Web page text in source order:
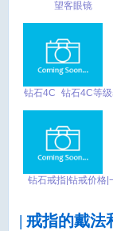
望客眼镜
钻石4C_钻石4C等
钻石戒指|钻戒价格|
| 戒指的戴法